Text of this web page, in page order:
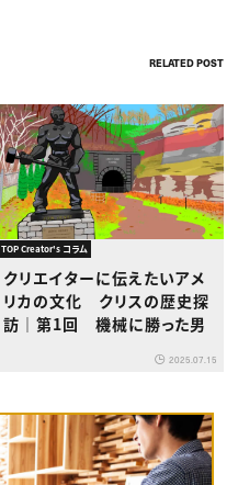
RELATED POST
TOP Creator's コラム
クリエイターに伝えたいアメ
リカの文化 クリスの歴史探
訪｜第1回 機械に勝った男
2025.07.15